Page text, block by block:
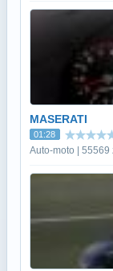
MASERATI
01:28
Auto-moto | 55569